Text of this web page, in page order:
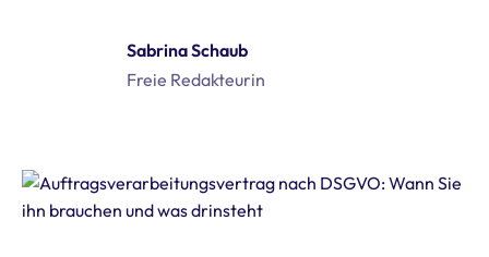
Sabrina Schaub
Freie Redakteurin